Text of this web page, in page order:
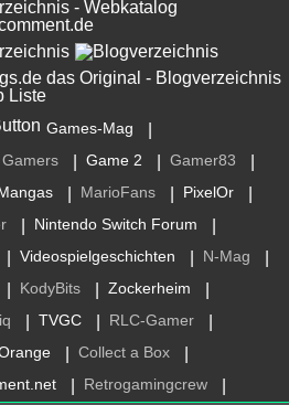
Games-Mag
Game 2 Gamer83
MarioFans PixelOr
Nintendo Switch Forum
Videospielgeschichten N-Mag
KodyBits Zockerheim
TVGC RLC-Gamer
Collect a Box
Retrogamingcrew